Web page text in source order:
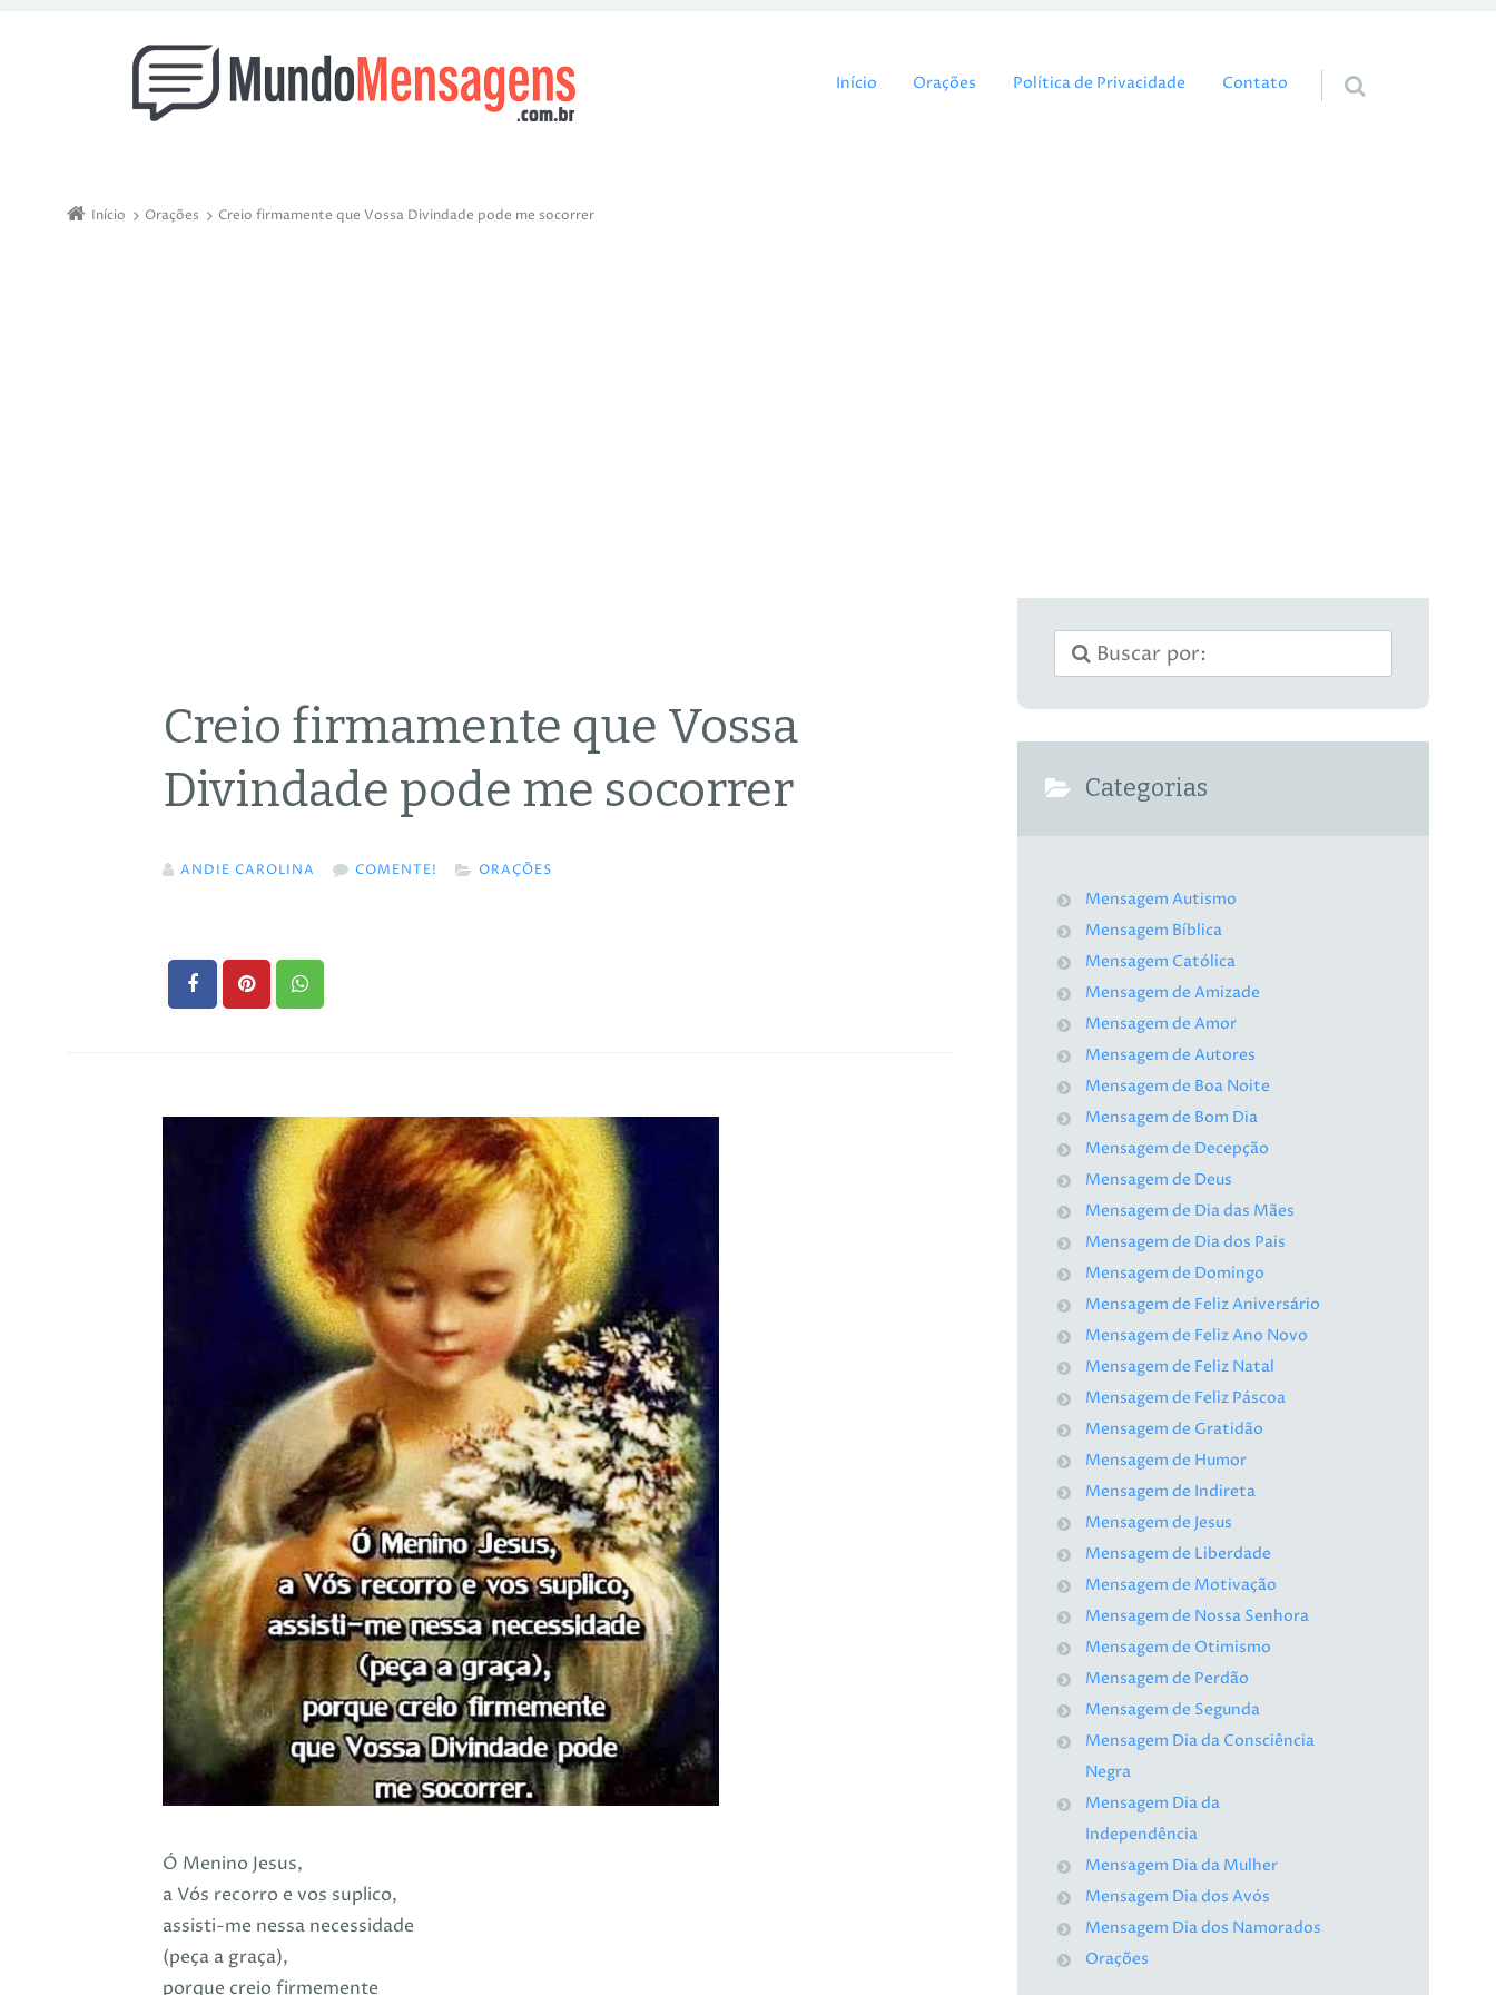
Pular para o conteúdo
Início Orações Política de Privacidade Contato
Início Orações Creio firmamente que Vossa Divindade pode me socorrer
Creio firmamente que Vossa
Divindade pode me socorrer
ANDIE CAROLINA COMENTE! ORAÇÕES
Ó Menino Jesus,
a Vós recorro e vos suplico,
assisti-me nessa necessidade
(peça a graça),
porque creio firmemente
Categorias
Mensagem Autismo
Mensagem Bíblica
Mensagem Católica
Mensagem de Amizade
Mensagem de Amor
Mensagem de Autores
Mensagem de Boa Noite
Mensagem de Bom Dia
Mensagem de Decepção
Mensagem de Deus
Mensagem de Dia das Mães
Mensagem de Dia dos Pais
Mensagem de Domingo
Mensagem de Feliz Aniversário
Mensagem de Feliz Ano Novo
Mensagem de Feliz Natal
Mensagem de Feliz Páscoa
Mensagem de Gratidão
Mensagem de Humor
Mensagem de Indireta
Mensagem de Jesus
Mensagem de Liberdade
Mensagem de Motivação
Mensagem de Nossa Senhora
Mensagem de Otimismo
Mensagem de Perdão
Mensagem de Segunda
Mensagem Dia da Consciência
Negra
Mensagem Dia da
Independência
Mensagem Dia da Mulher
Mensagem Dia dos Avós
Mensagem Dia dos Namorados
Orações